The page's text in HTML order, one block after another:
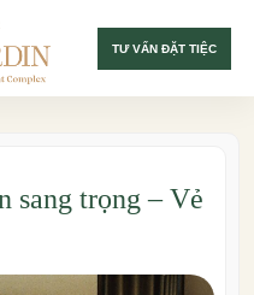
TƯ VẤN ĐẶT TIỆC
sang trọng – Vẻ